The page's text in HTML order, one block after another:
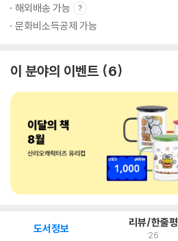
해외배송 가능
문화비소득공제 가능
이 분야의 이벤트 6
도서정보 리뷰/한줄평
26